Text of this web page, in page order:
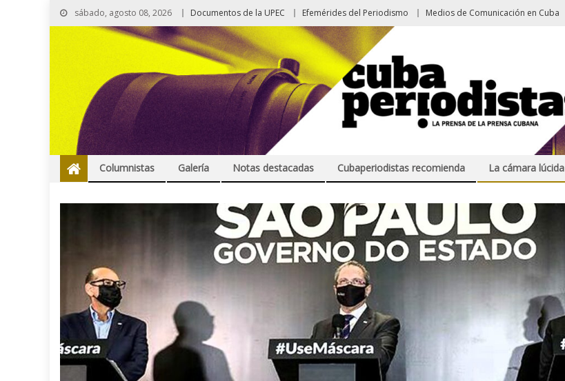
sábado, agosto 08, 2026 Documentos de la UPEC Efemérides del Periodismo Medios de Comunicación en Cuba
Columnistas Galería Notas destacadas Cubaperiodistas recomienda La cámara lúcida